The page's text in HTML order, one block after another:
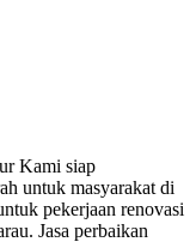
Kami siap
untuk masyarakat di
pekerjaan renovasi
Jasa perbaikan